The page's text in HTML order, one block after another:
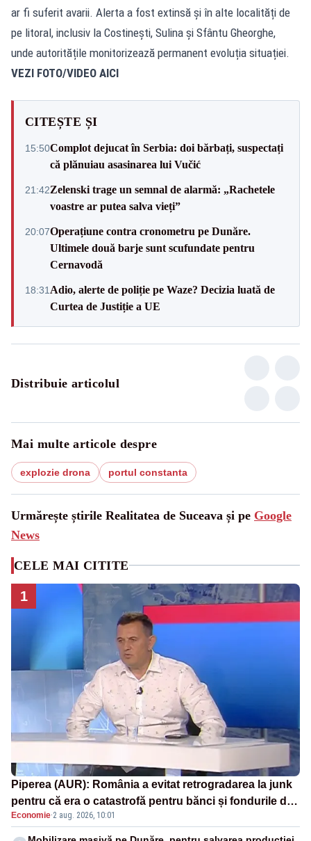
ar fi suferit avarii. Alerta a fost extinsă și în alte localități de
pe litoral, inclusiv la Costinești, Sulina și Sfântu Gheorghe,
unde autoritățile monitorizează permanent evoluția situației.
VEZI FOTO/VIDEO AICI
CITEȘTE ȘI
15:50Complot dejucat în Serbia: doi bărbați, suspectați
că plănuiau asasinarea lui Vučić
21:42Zelenski trage un semnal de alarmă: „Rachetele
voastre ar putea salva vieți”
20:07Operațiune contra cronometru pe Dunăre.
Ultimele două barje sunt scufundate pentru
Cernavodă
18:31 Adio, alerte de poliție pe Waze? Decizia luată de
Curtea de Justiție a UE
Distribuie articolul
Mai multe articole despre
explozie drona portul constanta
Urmărește știrile Realitatea de Suceava și pe Google
News
CELE MAI CITITE
1
Piperea (AUR): România a evitat retrogradarea la junk
pentru că era o catastrofă pentru bănci și fondurile de
pensii
Economie·2 aug. 2026, 10:01